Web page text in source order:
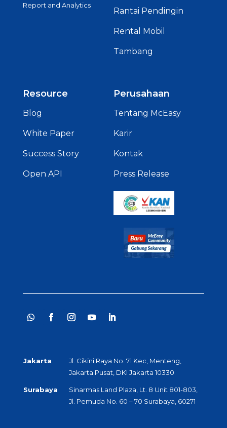
Report and Analytics
Rantai Pendingin
Rental Mobil
Tambang
Resource
Blog
White Paper
Success Story
Open API
Perusahaan
Tentang McEasy
Karir
Kontak
Press Release
Jakarta
Jl. Cikini Raya No. 71 Kec, Menteng,
Jakarta Pusat, DKI Jakarta 10330
Surabaya
Sinarmas Land Plaza, Lt. 8 Unit 801-803,
Jl. Pemuda No. 60 – 70 Surabaya, 60271